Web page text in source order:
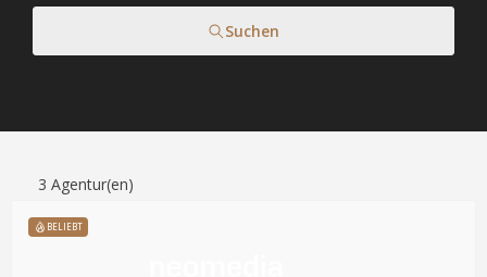
Suchen
3 Agentur(en)
BELIEBT